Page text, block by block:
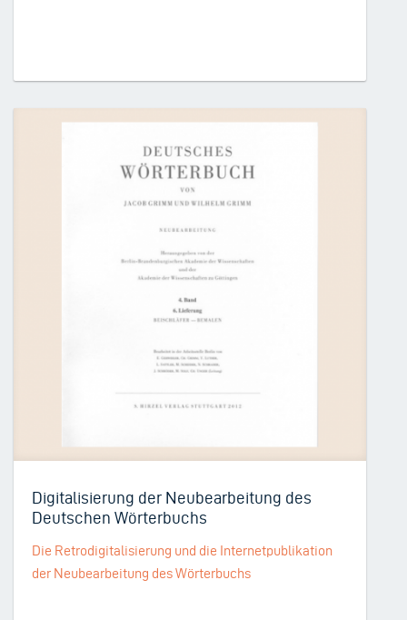
Digitalisierung der Neubearbeitung des
Deutschen Wörterbuchs
Die Retrodigitalisierung und die Internetpublikation
der Neubearbeitung des Wörterbuchs